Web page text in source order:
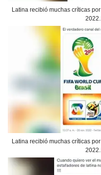
Latina recibió muchas críticas
Latina recibió muchas críticas